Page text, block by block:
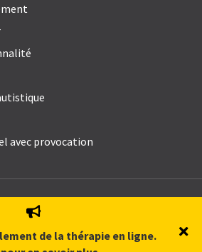
de la thérapie en ligne.
avec provocation
Psychology Inc. All Rights Reserved.